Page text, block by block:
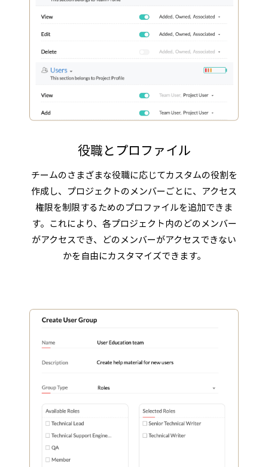
役職とプロファイル
チームのさまざまな役職に応じてカスタムの役割を
作成し、プロジェクトのメンバーごとに、アクセス
権限を制限するためのプロファイルを追加できま
す。これにより、各プロジェクト内のどのメンバー
がアクセスでき、どのメンバーがアクセスできない
かを自由にカスタマイズできます。